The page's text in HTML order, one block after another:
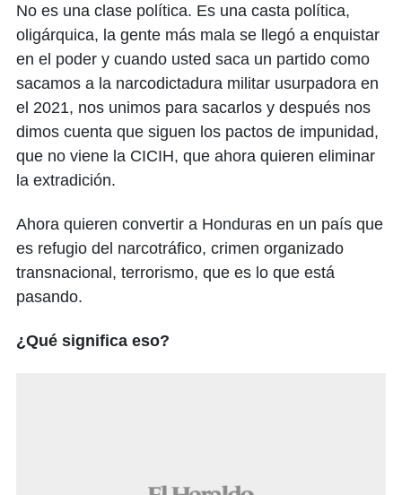
No es una clase política. Es una casta política,
oligárquica, la gente más mala se llegó a enquistar
en el poder y cuando usted saca un partido como
sacamos a la narcodictadura militar usurpadora en
el 2021, nos unimos para sacarlos y después nos
dimos cuenta que siguen los pactos de impunidad,
que no viene la CICIH, que ahora quieren eliminar
la extradición.
Ahora quieren convertir a Honduras en un país que
es refugio del narcotráfico, crimen organizado
transnacional, terrorismo, que es lo que está
pasando.
¿Qué significa eso?